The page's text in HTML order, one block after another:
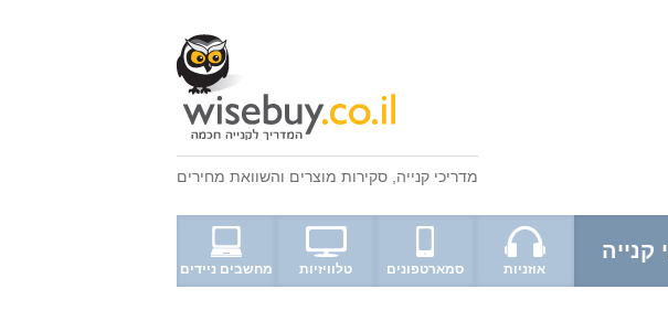
מדריכי קנייה סקירות מוצרים והשוואת מחירים
קנייה
אוזניות סמארטפונים טלוויזיות מחשבים ניידים